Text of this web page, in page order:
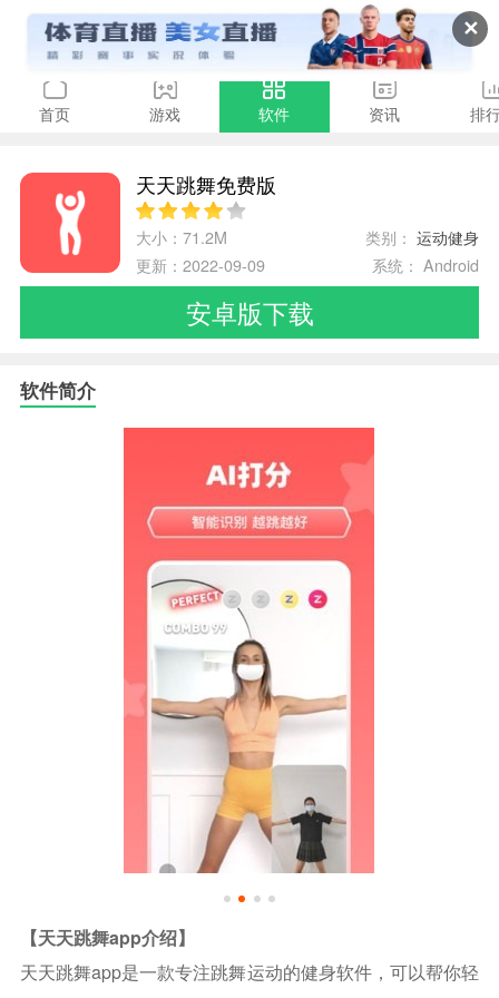
✕
首页 游戏 软件 资讯 排
天天跳舞免费版
大小：71.2M 类别：运动健身
更新：2022-09-09
系统： Android
安卓版下载
软件简介
【天天跳舞app介绍】
天天跳舞app是一款专注跳舞运动的健身软件，可以帮你轻